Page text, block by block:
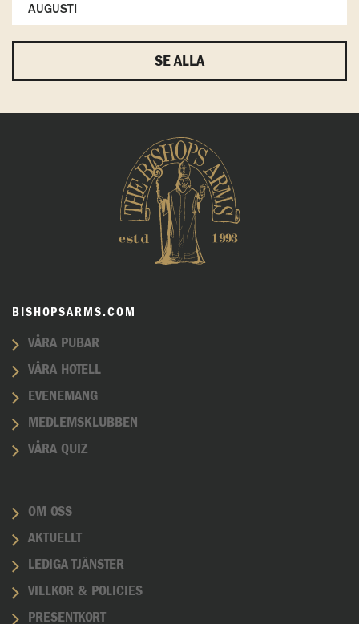
AUGUSTI
SE ALLA
BISHOPSARMS.COM
VÅRA PUBAR
VÅRA HOTELL
EVENEMANG
MEDLEMSKLUBBEN
VÅRA QUIZ
OM OSS
AKTUELLT
LEDIGA TJÄNSTER
VILLKOR & POLICIES
PRESENTKORT